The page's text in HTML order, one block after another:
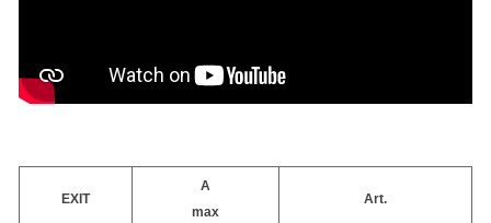
EXIT
A
max
Art.